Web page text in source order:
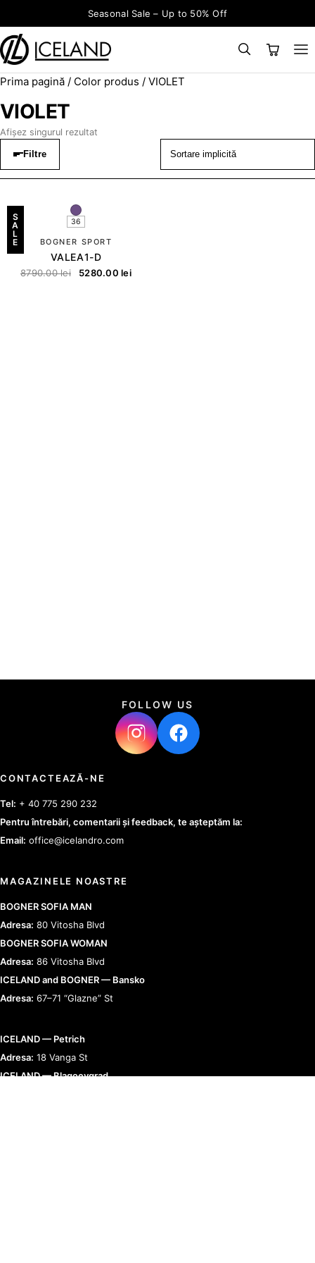
Seasonal Sale – Up to 50% Off
Prima pagină / Color produs / VIOLET
VIOLET
Afișez singurul rezultat
Filtre
S
A
L
E
36
BOGNER SPORT
VALEA1-D
8790.00lei 5280.00lei
FOLLOW US
CONTACTEAZĂ-NE
Tel: + 40 775 290 232
Pentru întrebări, comentarii și feedback, te așteptăm la:
Email: office@icelandro.com
MAGAZINELE NOASTRE
BOGNER SOFIA MAN
Adresa: 80 Vitosha Blvd
BOGNER SOFIA WOMAN
Adresa: 86 Vitosha Blvd
ICELAND and BOGNER — Bansko
Adresa: 67–71 “Glazne” St
ICELAND — Petrich
Adresa: 18 Vanga St
ICELAND — Blagoevgrad